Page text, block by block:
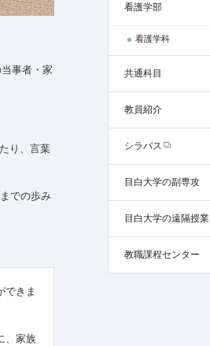
事者・家
り、言葉
での歩み
できま
、家族
看護学部
看護学科
共通科目
教員紹介
シラバス
目白大学の副専攻
目白大学の遠隔授業
教職課程センター